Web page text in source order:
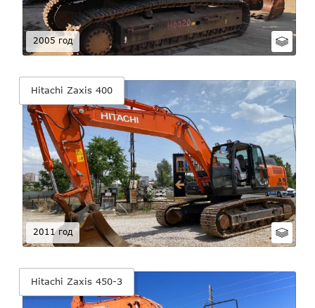
2005 год
Hitachi Zaxis 400
2011 год
Hitachi Zaxis 450-3